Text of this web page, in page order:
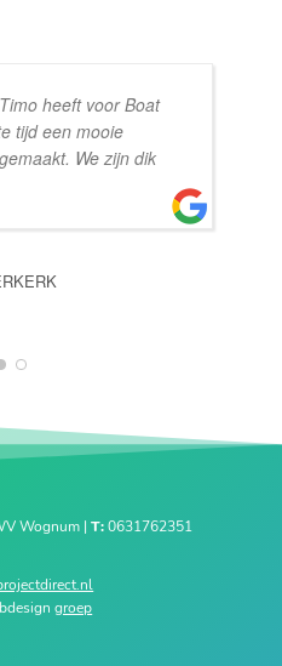
Timo heeft voor Boat
tijd een mooie
We zijn dik
2
Wognum |T:0631762351
groep